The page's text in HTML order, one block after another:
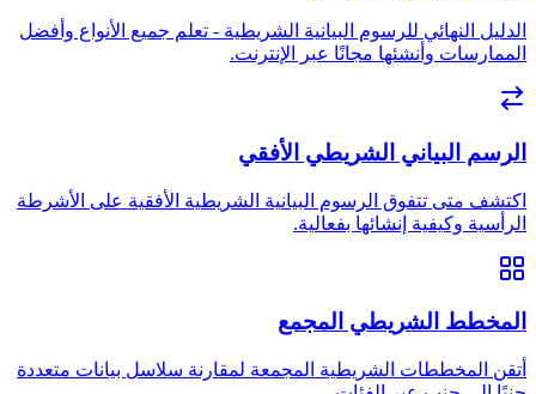
الدليل النهائي للرسوم البيانية الشريطية - تعلم جميع الأنواع وأفضل
الممارسات وأنشئها مجانًا عبر الإنترنت.
الرسم البياني الشريطي الأفقي
اكتشف متى تتفوق الرسوم البيانية الشريطية الأفقية على الأشرطة
الرأسية وكيفية إنشائها بفعالية.
المخطط الشريطي المجمع
أتقن المخططات الشريطية المجمعة لمقارنة سلاسل بيانات متعددة